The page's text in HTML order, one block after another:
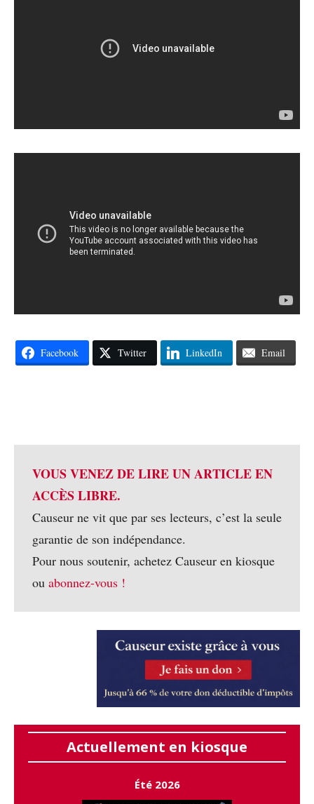
Facebook Twitter LinkedIn Email
VOUS VENEZ DE LIRE UN ARTICLE EN
ACCÈS LIBRE.
Causeur ne vit que par ses lecteurs, c’est la seule
garantie de son indépendance.
Pour nous soutenir, achetez Causeur en kiosque
ou abonnez-vous !
Actuellement en kiosque
Été 2026